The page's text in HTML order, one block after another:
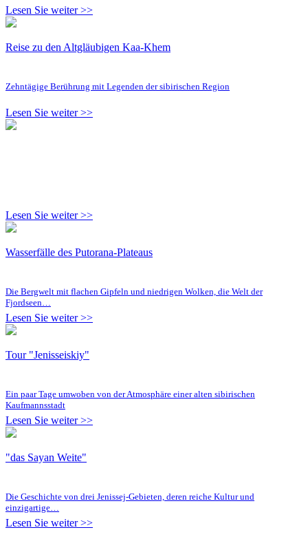
Lesen Sie weiter >>
Reise zu den Altgläubigen Kaa-Khem
Zehntägige Berührung mit Legenden der sibirischen Region
Lesen Sie weiter >>
Lesen Sie weiter >>
Wasserfälle des Putorana-Plateaus
Die Bergwelt mit flachen Gipfeln und niedrigen Wolken, die Welt der
Fjordseen…
Lesen Sie weiter >>
Tour "Jenisseiskiy"
Ein paar Tage umwoben von der Atmosphäre einer alten sibirischen
Kaufmannsstadt
Lesen Sie weiter >>
"das Sayan Weite"
Die Geschichte von drei Jenissej-Gebieten, deren reiche Kultur und
einzigartige…
Lesen Sie weiter >>